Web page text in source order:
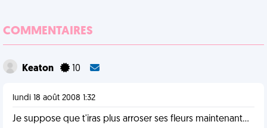
COMMENTAIRES
Keaton 10
lundi 18 août 2008 1:32
Je suppose que t'iras plus arroser ses fleurs maintenant...